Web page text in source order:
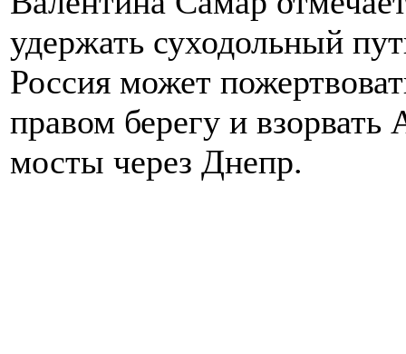
удержать суходольный
Россия может
правом берегу и
мосты через Днепр.